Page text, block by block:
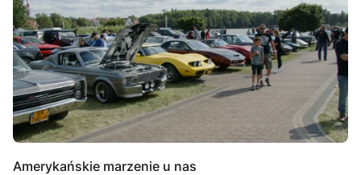
Amerykańskie marzenie u nas